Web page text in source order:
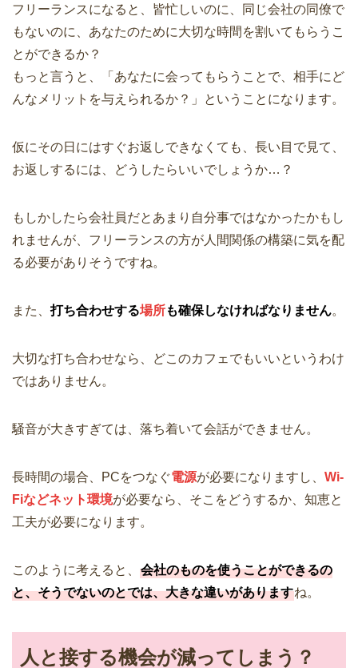
フリーランスになると、皆忙しいのに、同じ会社の同僚で
もないのに、あなたのために大切な時間を割いてもらうこ
とができるか？
もっと言うと、「あなたに会ってもらうことで、相手にど
んなメリットを与えられるか？」ということになります。
仮にその日にはすぐお返しできなくても、長い目で見て、
お返しするには、どうしたらいいでしょうか…？
もしかしたら会社員だとあまり自分事ではなかったかもし
れませんが、フリーランスの方が人間関係の構築に気を配
る必要がありそうですね。
また、打ち合わせする場所も確保しなければなりません。
大切な打ち合わせなら、どこのカフェでもいいというわけ
ではありません。
騒音が大きすぎては、落ち着いて会話ができません。
長時間の場合、PCをつなぐ電源が必要になりますし、 Wi-
Fiなどネット環境が必要なら、そこをどうするか、知恵と
工夫が必要になります。
このように考えると、 会社のものを使うことができるの
と、そうでないのとでは、大きな違いがありますね。
人と接する機会が減ってしまう？